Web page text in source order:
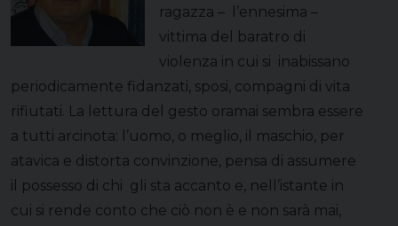
ragazza – l’ennesima –
vittima del baratro di
violenza in cui si inabissano
periodicamente fidanzati, sposi, compagni di vita
rifiutati. La lettura del gesto oramai sembra essere
a tutti arcinota: l’uomo, o meglio, il maschio, per
atavica e distorta convinzione, pensa di assumere
il possesso di chi gli sta accanto e, nell’istante in
cui si rende conto che ciò non è e non sarà mai,